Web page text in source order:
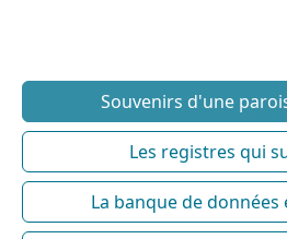
Souvenirs d'une
Les registres qui
La banque de